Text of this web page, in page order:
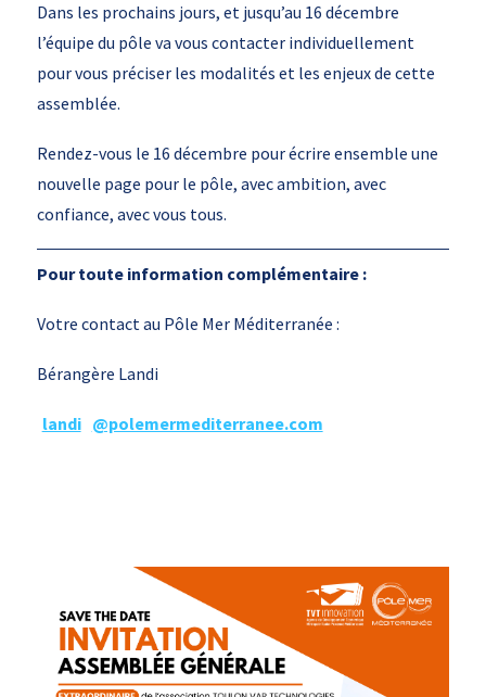
Dans les prochains jours, et jusqu’au 16 décembre
l’équipe du pôle va vous contacter individuellement
pour vous préciser les modalités et les enjeux de cette
assemblée.
Rendez-vous le 16 décembre pour écrire ensemble une
nouvelle page pour le pôle, avec ambition, avec
confiance, avec vous tous.
Pour toute information complémentaire :
Votre contact au Pôle Mer Méditerranée :
Bérangère Landi
landi @polemermediterranee.com